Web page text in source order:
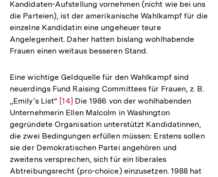
Kandidaten-Aufstellung vornehmen (nicht wie bei uns
die Parteien), ist der amerikanische Wahlkampf für die
einzelne Kandidatin eine ungeheuer teure
Angelegenheit. Daher hatten bislang wohlhabende
Frauen einen weitaus besseren Stand.
Eine wichtige Geldquelle für den Wahlkampf sind
neuerdings Fund Raising Committees für Frauen, z. B.
„Emily’s List“ Zur
Auflösung
der
Fußnote
[14] Die 1986 von der wohlhabenden
Unternehmerin Ellen Malcolm in Washington
gegründete Organisation unterstützt Kandidatinnen,
die zwei Bedingungen erfüllen müssen: Erstens sollen
sie der Demokratischen Partei angehören und
zweitens versprechen, sich für ein liberales
Abtreibungsrecht (pro-choice) einzusetzen. 1988 hat